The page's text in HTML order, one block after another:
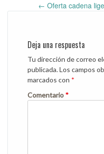
Post
← Oferta cadena
Deja una respuesta
Tu dirección de correo
publicada.Los campos
marcados con *
Comentario *